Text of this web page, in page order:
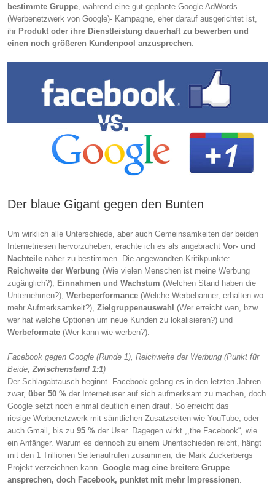
bestimmte Gruppe, während eine gut geplante Google AdWords
(Werbenetzwerk von Google)- Kampagne, eher darauf ausgerichtet ist,
ihr Produkt oder ihre Dienstleistung dauerhaft zu bewerben und
einen noch größeren Kundenpool anzusprechen.
Der blaue Gigant gegen den Bunten
Um wirklich alle Unterschiede, aber auch Gemeinsamkeiten der beiden
Internetriesen hervorzuheben, erachte ich es als angebracht Vor- und
Nachteile näher zu bestimmen. Die angewandten Kritikpunkte:
Reichweite der Werbung (Wie vielen Menschen ist meine Werbung
zugänglich?),
Einnahmen und Wachstum (Welchen Stand haben die
Unternehmen?), Werbeperformance (Welche Werbebanner, erhalten wo
mehr Aufmerksamkeit?), Zielgruppenauswahl (Wer erreicht wen, bzw.
wer hat welche Optionen um neue Kunden zu lokalisieren?) und
Werbeformate (Wer kann wie werben?).
Facebook gegen Google (Runde 1), Reichweite der Werbung (Punkt für
Beide, Zwischenstand 1:1)
Der Schlagabtausch beginnt. Facebook gelang es in den letzten Jahren
zwar, über 50 % der Internetuser auf sich aufmerksam zu machen, doch
Google setzt noch einmal deutlich einen drauf. So erreicht das
riesige Werbenetzwerk mit sämtlichen Zusatzseiten wie YouTube, oder
auch Gmail, bis zu 95 % der User. Dagegen wirkt ,,the Facebook“, wie
ein Anfänger. Warum es dennoch zu einem Unentschieden reicht, hängt
mit den 1 Trillionen Seitenaufrufen zusammen, die Mark Zuckerbergs
Projekt verzeichnen kann. Google mag eine breitere Gruppe
ansprechen, doch Facebook, punktet mit mehr Impressionen